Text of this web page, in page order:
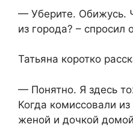
— Уберите. Обижусь.
из города? – спросил
Татьяна коротко
— Понятно. Я здесь
Когда комиссовали
женой и дочкой